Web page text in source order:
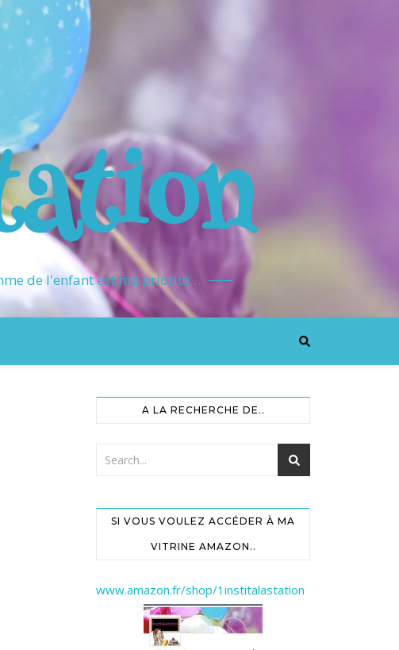
de l'enfant est ma priorité…
A LA RECHERCHE DE..
SI VOUS VOULEZ ACCÉDER À MA
VITRINE AMAZON..
www.amazon.fr/shop/1institalastation